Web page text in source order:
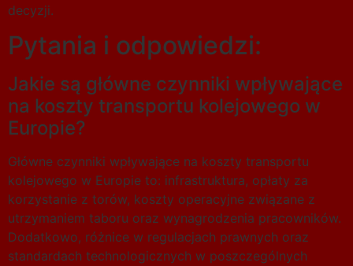
decyzji.
Pytania i odpowiedzi:
Jakie są główne czynniki wpływające
na koszty transportu kolejowego w
Europie?
Główne czynniki wpływające na koszty transportu
kolejowego w Europie to: infrastruktura, opłaty za
korzystanie z torów, koszty operacyjne związane z
utrzymaniem taboru oraz wynagrodzenia pracowników.
Dodatkowo, różnice w regulacjach prawnych oraz
standardach technologicznych w poszczególnych